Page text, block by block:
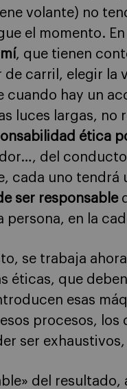
volante) no
el momento.
, que tienen
carril, elegir la
cuando hay un
luces largas,
ética
del
cada uno tendrá
ser responsable
persona, en la
se trabaja
éticas, que
esas
procesos,
ser
del resultado,